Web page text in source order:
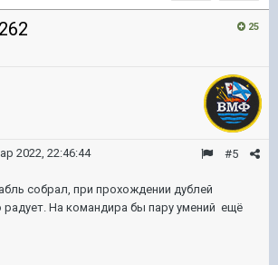
25
#5
2022, 22:46:44
собрал, при прохождении дублей
На командира бы пару умений ещё